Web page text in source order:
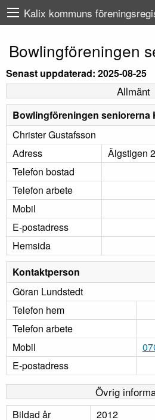
Kalix kommuns
Bowlingföreningen
Senast uppdaterad: 2025-08-25
Allmänt
Bowlingföreningen seniorerna
Christer Gustafsson
Adress
Älgstigen
Telefon bostad
Telefon arbete
Mobil
E-postadress
Hemsida
Kontaktperson
Göran Lundstedt
Telefon hem
Telefon arbete
Mobil
E-postadress
Övrig
Bildad år
2012